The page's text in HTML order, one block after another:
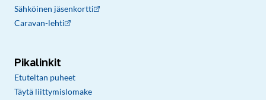
Sähköinen jäsenkortti
Caravan-lehti
Pikalinkit
Etuteltan puheet
Täytä liittymislomake